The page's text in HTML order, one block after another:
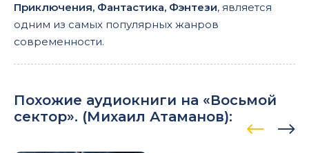
Приключения, Фантастика, Фэнтези, является
одним из самых популярных жанров
современности.
Похожие аудиокниги на «Восьмой
сектор». (Михаил Атаманов):